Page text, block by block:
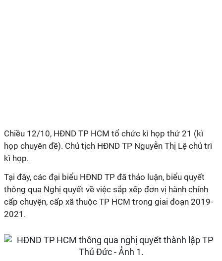
Chiều 12/10, HĐND TP HCM tổ chức kì họp thứ 21 (kì
họp chuyên đề). Chủ tịch HĐND TP Nguyễn Thị Lệ chủ trì
kì họp.
Tại đây, các đại biểu HĐND TP đã thảo luận, biểu quyết
thông qua Nghị quyết về việc sắp xếp đơn vị hành chính
cấp chuyện, cấp xã thuộc TP HCM trong giai đoạn 2019-
2021.